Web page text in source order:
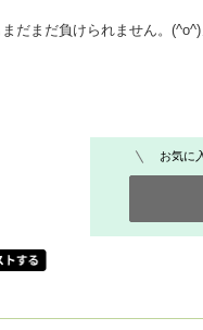
だまだ負けられません。(^o^)
お気に